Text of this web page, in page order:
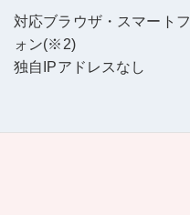
対応ブラウザ・スマートフ
ォン(※2)
独自IPアドレスなし